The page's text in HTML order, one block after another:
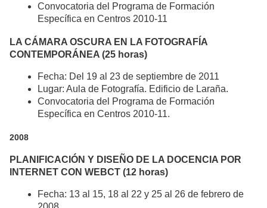
Convocatoria del Programa de Formación
Específica en Centros 2010-11
LA CÁMARA OSCURA EN LA FOTOGRAFÍA
CONTEMPORÁNEA (25 horas)
Fecha: Del 19 al 23 de septiembre de 2011
Lugar: Aula de Fotografía. Edificio de Laraña.
Convocatoria del Programa de Formación
Específica en Centros 2010-11.
2008
PLANIFICACIÓN Y DISEÑO DE LA DOCENCIA POR
INTERNET CON WEBCT (12 horas)
Fecha: 13 al 15, 18 al 22 y 25 al 26 de febrero de